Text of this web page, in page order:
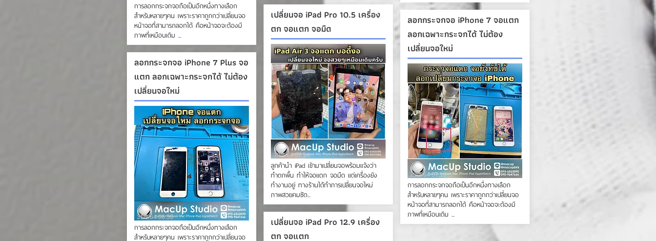
การลอกกระจกจอถือเป็นอีกหนึ่งทางเลือก
สำหรับหลายๆคน เพราะราคาถูกกว่าเปลี่ยนจอ
หน้าจอที่สามารถลอกได้ คือหน้าจอจะต้องมี
ภาพที่เหมือนเดิม ...
ลอกกระจกจอ iPhone 7 Plus จอ
แตก ลอกเฉพาะกระจกได้ ไม่ต้อง
เปลี่ยนจอใหม่
31/5/64 06:55
การลอกกระจกจอถือเป็นอีกหนึ่งทางเลือก
สำหรับหลายๆคน เพราะราคาถูกกว่าเปลี่ยนจอ
เปลี่ยนจอ iPad Pro 10.5 เครื่อง
ตก จอแตก จอมืด
30/5/64 07:14
ลูกค้านำ iPad เข้ามาเปลี่ยนจอพร้อมแจ้งว่า
ทำตกพื้น ทำให้จอแตก จอมืด แต่เครื่องยัง
ทำงานอยู่ ทางร้านได้ทำการเปลี่ยนจอใหม่
ภาพสวยคมชัด...
เปลี่ยนจอ iPad Pro 12.9 เครื่อง
ตก จอแตก
ลอกกระจกจอ iPhone 7 จอแตก
ลอกเฉพาะกระจกได้ ไม่ต้อง
เปลี่ยนจอใหม่
29/5/64 07:10
การลอกกระจกจอถือเป็นอีกหนึ่งทางเลือก
สำหรับหลายๆคน เพราะราคาถูกกว่าเปลี่ยนจอ
หน้าจอที่สามารถลอกได้ คือหน้าจอจะต้องมี
ภาพที่เหมือนเดิม ...